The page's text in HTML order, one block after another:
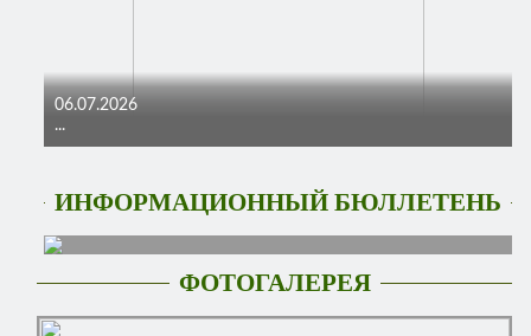
06.07.2026
...
ИНФОРМАЦИОННЫЙ БЮЛЛЕТЕНЬ
ФОТОГАЛЕРЕЯ